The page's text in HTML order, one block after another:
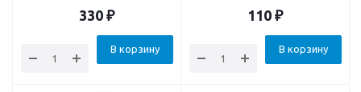
330 ₽
В корзину
110 ₽
В корзину